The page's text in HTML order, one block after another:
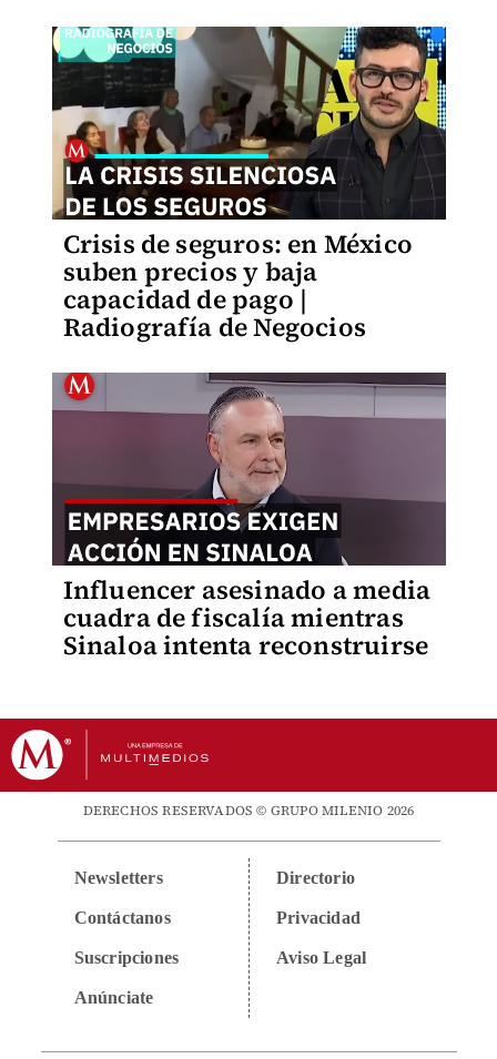
Crisis de seguros: en México
suben precios y baja
capacidad de pago |
Radiografía de Negocios
Influencer asesinado a media
cuadra de fiscalía mientras
Sinaloa intenta reconstruirse
DERECHOS RESERVADOS © GRUPO MILENIO 2026
Newsletters
Contáctanos
Suscripciones
Anúnciate
Directorio
Privacidad
Aviso Legal